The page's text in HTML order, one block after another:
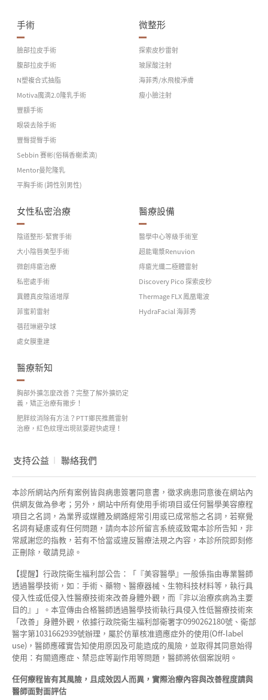
手術
臉部拉皮手術
腹部拉皮手術
N塑複合式抽脂
Motiva魔滴2.0隆乳手術
豐額手術
眼袋去除手術
豐臀提臀手術
Sebbin 賽彬(俗稱香榭柔滴)
Mentor曼陀隆乳
平胸手術 (跨性別男性)
微整形
探索皮秒雷射
玻尿酸注射
海菲秀/水飛梭淨膚
瘦小臉注射
女性私密治療
陰道整形-緊實手術
大小陰唇美型手術
微創痔瘡治療
私密處手術
異體真皮陰道增厚
菲蜜莉雷射
蓓菈琳避孕球
處女膜重建
醫療設備
醫學中心等級手術室
超能電漿Renuvion
痔瘡光纖二極體雷射
Discovery Pico 探索皮秒
Thermage FLX 鳳凰電波
HydraFacial 海菲秀
醫療新知
胸部外擴怎麼改善？完整了解外擴奶定
義，矯正治療有撇步！
肥胖紋消除有方法？PTT鄉民推薦雷射
治療，紅色紋理出現就要趕快處理！
支持公益 聯絡我們
本診所網站內所有案例皆與病患簽署同意書，徵求病患同意後在網站內
供網友做為參考；另外，網站中所有使用手術項目或任何醫學美容療程
項目之名詞，為業界或媒體及網路經常引用或已成常態之名詞，若察覺
名詞有疑慮或有任何問題，請向本診所留言系統或致電本診所告知，非
常感謝您的指教，若有不恰當或違反醫療法規之內容，本診所院即刻修
正刪除，敬請見諒。
【提醒】行政院衛生福利部公告：「『美容醫學』一般係指由專業醫師
透過醫學技術，如：手術、藥物、醫療器械、生物科技材料等，執行具
侵入性或低侵入性醫療技術來改善身體外觀，而『非以治療疾病為主要
目的』」。本宣傳由合格醫師透過醫學技術執行具侵入性低醫療技術來
「改善」身體外觀，依據行政院衛生福利部衛署字0990262180號、衛部
醫字第1031662939號辦理，屬於仿單核准適應症外的使用(Off-label
use)，醫師應確實告知使用原因及可能造成的風險，並取得其同意始得
使用：有關適應症、禁忌症等副作用等問題，醫師將依個案說明。
任何療程皆有其風險，且成效因人而異，實際治療內容與改善程度請與
醫師面對面評估